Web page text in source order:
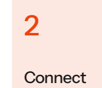
2
Connect